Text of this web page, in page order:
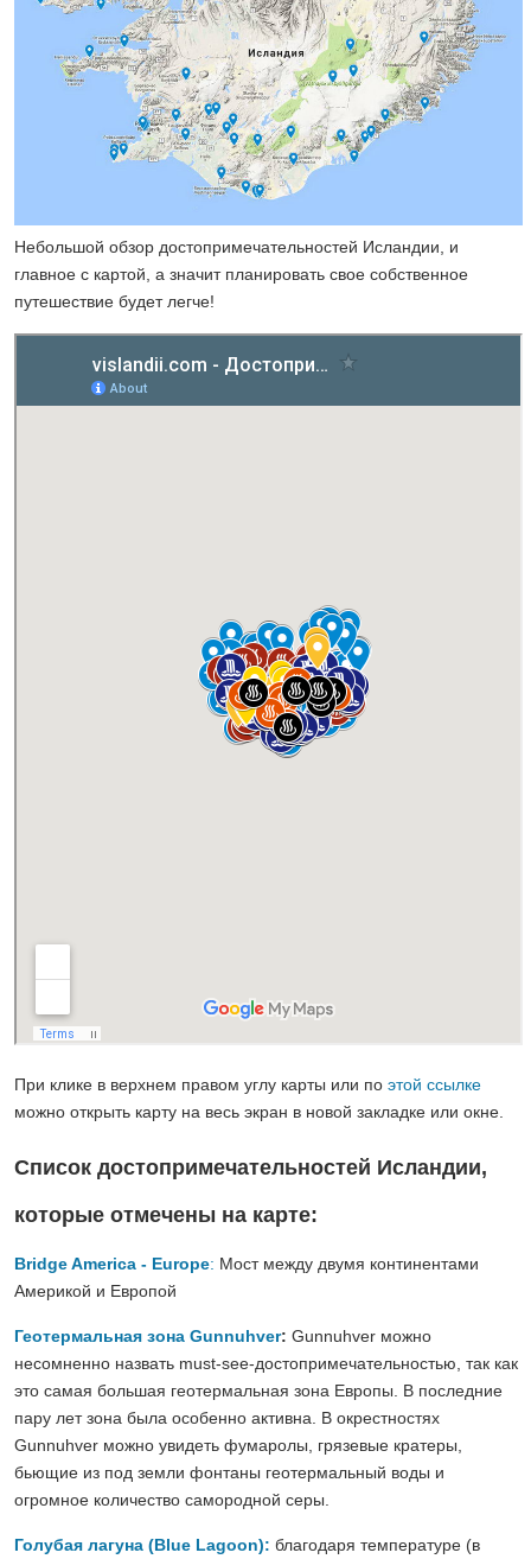
Небольшой обзор достопримечательностей Исландии, и
главное с картой, а значит планировать свое собственное
путешествие будет легче!
При клике в верхнем правом углу карты или по этой ссылке
можно открыть карту на весь экран в новой закладке или окне.
Список достопримечательностей Исландии,
которые отмечены на карте:
Bridge America - Europe: Мост между двумя континентами
Америкой и Европой
Геотермальная зона Gunnuhver: Gunnuhver можно
несомненно назвать must-see-достопримечательностью, так как
это самая большая геотермальная зона Европы. В последние
пару лет зона была особенно активна. В окрестностях
Gunnuhver можно увидеть фумаролы, грязевые кратеры,
бьющие из под земли фонтаны геотермальный воды и
огромное количество самородной серы.
Голубая лагуна (Blue Lagoon): благодаря температуре (в